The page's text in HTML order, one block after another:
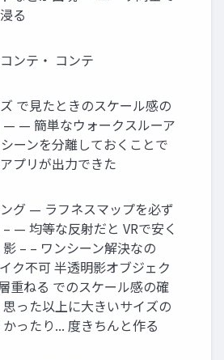
る
ンテ・ コンテ
で見たときのスケール感の
— — 簡単なウォークスルーア
ーンを分離しておくことで
プリが出力できた
グ — ラフネスマップを必ず
— 均等な反射だと VRで安く
– – ワンシーン解決なの
ク不可 半透明影オブジェク
重ねる でのスケール感の確
った以上に大きいサイズの
ったり... 度きちんと作る